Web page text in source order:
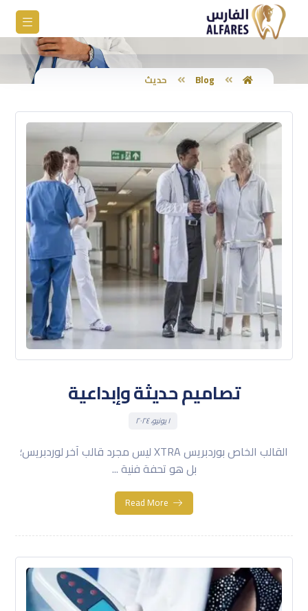
Blog حديث
تصاميم حديثة وإبداعية
١ يونيو، ٢٠٢٤
القالب الخاص بوردبريس XTRA ليس مجرد قالب آخر لوردبريس؛
بل هو تحفة فنية ...
Read More